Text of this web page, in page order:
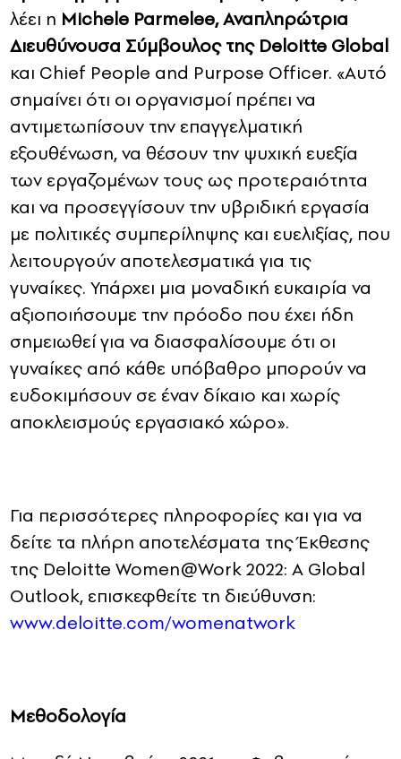
λέει η Michele Parmelee, Αναπληρώτρια
Διευθύνουσα Σύμβουλος της Deloitte Global
και Chief People and Purpose Officer. «Αυτό
σημαίνει ότι οι οργανισμοί πρέπει να
αντιμετωπίσουν την επαγγελματική
εξουθένωση, να θέσουν την ψυχική ευεξία
των εργαζομένων τους ως προτεραιότητα
και να προσεγγίσουν την υβριδική εργασία
με πολιτικές συμπερίληψης και ευελιξίας, που
λειτουργούν αποτελεσματικά για τις
γυναίκες. Υπάρχει μια μοναδική ευκαιρία να
αξιοποιήσουμε την πρόοδο που έχει ήδη
σημειωθεί για να διασφαλίσουμε ότι οι
γυναίκες από κάθε υπόβαθρο μπορούν να
ευδοκιμήσουν σε έναν δίκαιο και χωρίς
αποκλεισμούς εργασιακό χώρο».
Για περισσότερες πληροφορίες και για να
δείτε τα πλήρη αποτελέσματα της Έκθεσης
της Deloitte Women@Work 2022: A Global
Outlook, επισκεφθείτε τη διεύθυνση:
www.deloitte.com/womenatwork
Μεθοδολογία